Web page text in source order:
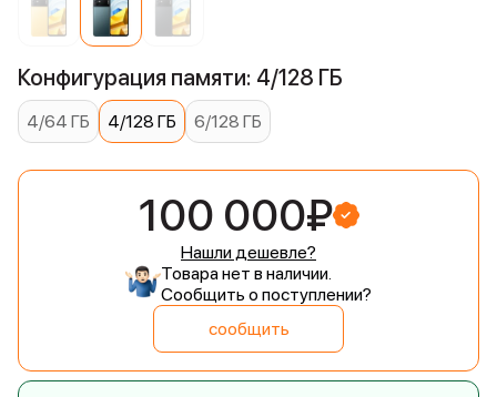
Конфигурация памяти: 4/128 ГБ
4/64 ГБ 4/128 ГБ 6/128 ГБ
100 000₽
Нашли дешевле?
Товара нет в наличии.
Сообщить о поступлении?
сообщить